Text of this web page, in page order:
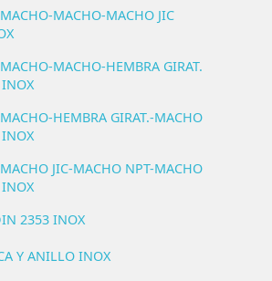
MACHO-MACHO JIC
MACHO-HEMBRA GIRAT.
INOX
HEMBRA GIRAT.-MACHO
INOX
JIC-MACHO NPT-MACHO
INOX
2353 INOX
Y ANILLO INOX